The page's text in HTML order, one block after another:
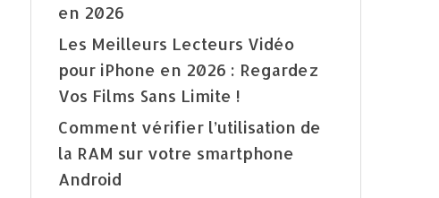
en 2026
Les Meilleurs Lecteurs Vidéo
pour iPhone en 2026 : Regardez
Vos Films Sans Limite !
Comment vérifier l’utilisation de
la RAM sur votre smartphone
Android